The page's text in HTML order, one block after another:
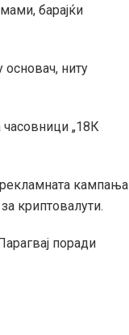
барајќи
основач, ниту
„18К
кампања
криптовалути.
поради